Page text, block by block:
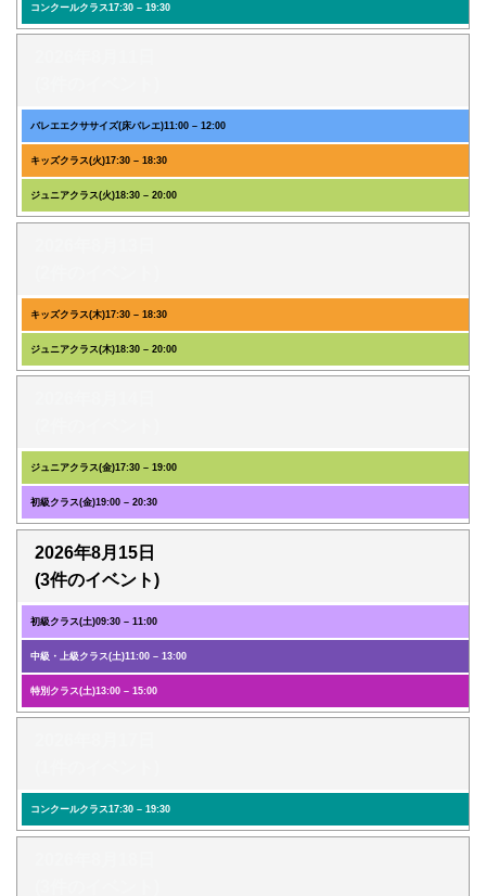
コンクールクラス17:30 – 19:30
バレエエクササイズ(床バレエ)11:00 – 12:00
キッズクラス(火)17:30 – 18:30
ジュニアクラス(火)18:30 – 20:00
キッズクラス(木)17:30 – 18:30
ジュニアクラス(木)18:30 – 20:00
ジュニアクラス(金)17:30 – 19:00
初級クラス(金)19:00 – 20:30
2026年8月15日
(3件のイベント)
初級クラス(土)09:30 – 11:00
中級・上級クラス(土)11:00 – 13:00
特別クラス(土)13:00 – 15:00
コンクールクラス17:30 – 19:30